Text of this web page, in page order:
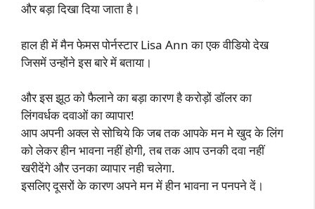
और बड़ा दिखा दिया जाता है।
हाल ही में मैन फेमस पोर्नस्टार Lisa Ann का एक वीडियो देख
जिसमें उन्होंने इस बारे में बताया।
और इस झूठ को फैलाने का बड़ा कारण है करोड़ों डॉलर का
लिंगवर्धक दवाओं का व्यापार!
आप अपनी अक्ल से सोचिये कि जब तक आपके मन मे खुद के लिंग
को लेकर हीन भावना नहीं होगी, तब तक आप उनकी दवा नहीं
खरीदेंगे और उनका व्यापार नही चलेगा.
इसलिए दूसरों के कारण अपने मन में हीन भावना न पनपने दें।